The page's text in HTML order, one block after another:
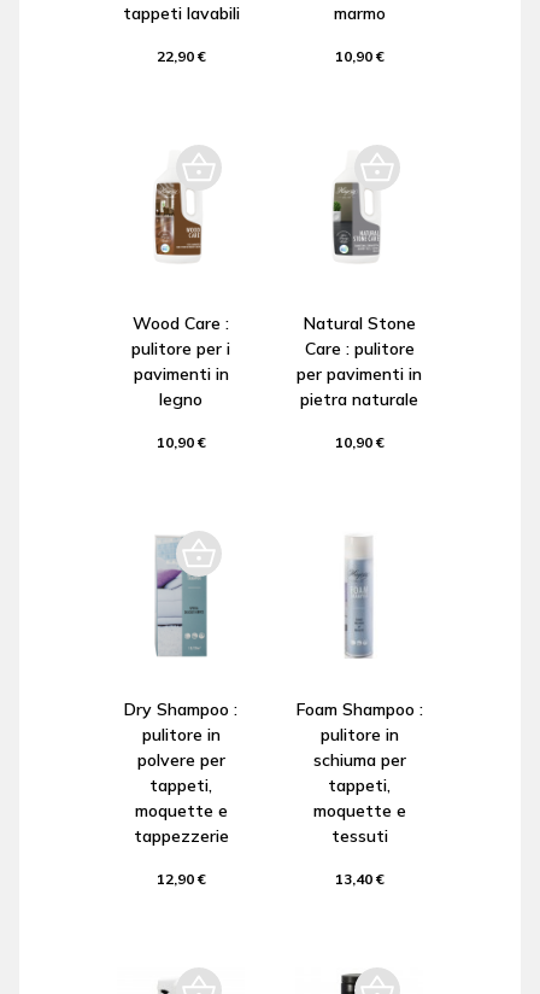
tappeti lavabili
22,90 €
marmo
10,90 €
Wood Care :
pulitore per i
pavimenti in
legno
10,90 €
Natural Stone
Care : pulitore
per pavimenti in
pietra naturale
10,90 €
Dry Shampoo :
pulitore in
polvere per
tappeti,
moquette e
tappezzerie
12,90 €
Foam Shampoo :
pulitore in
schiuma per
tappeti,
moquette e
tessuti
13,40 €